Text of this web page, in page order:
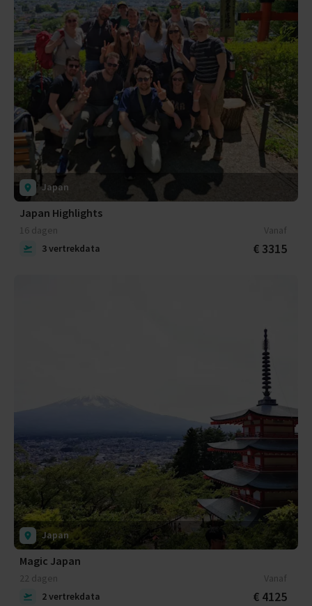
Japan
Japan Highlights
16 dagen
Vanaf
3 vertrekdata
€ 3315
Japan
Magic Japan
22 dagen
Vanaf
2 vertrekdata
€ 4125